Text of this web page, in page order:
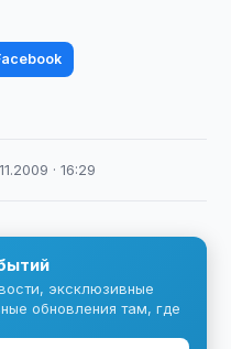
· 16:29
эксклюзивные
обновления там, где